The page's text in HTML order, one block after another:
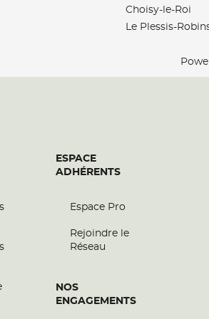
Choisy-le-Roi
Le Plessis-
ESPACE
ADHÉRENTS
Espace Pro
Rejoindre le
Réseau
NOS
ENGAGEMENTS